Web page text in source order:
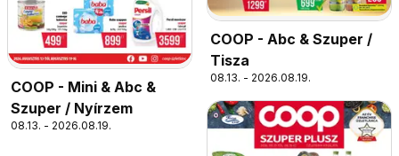
COOP - Mini & Abc &
Szuper / Nyírzem
08.13. - 2026.08.19.
COOP - Abc & Szuper /
Tisza
08.13. - 2026.08.19.